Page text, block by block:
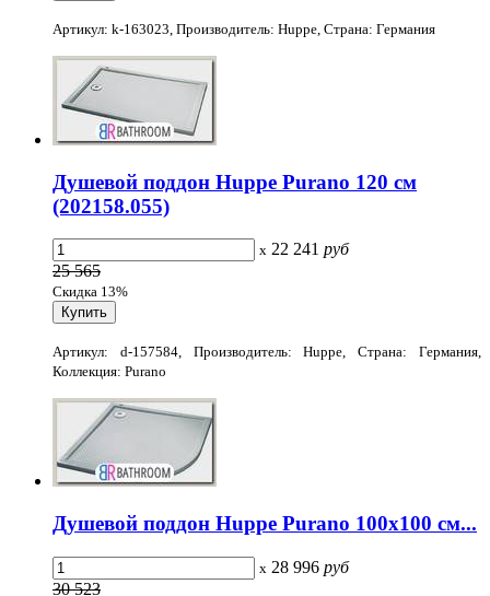
Артикул: k-163023, Производитель: Huppe, Страна: Германия
Душевой поддон Huppe Purano 120 см
(202158.055)
x 22 241 руб
25 565
Скидка 13%
Артикул: d-157584, Производитель: Huppe, Страна: Германия,
Коллекция: Purano
Душевой поддон Huppe Purano 100x100 см...
x 28 996 руб
30 523